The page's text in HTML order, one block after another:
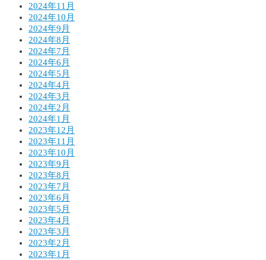
2024年11月
2024年10月
2024年9月
2024年8月
2024年7月
2024年6月
2024年5月
2024年4月
2024年3月
2024年2月
2024年1月
2023年12月
2023年11月
2023年10月
2023年9月
2023年8月
2023年7月
2023年6月
2023年5月
2023年4月
2023年3月
2023年2月
2023年1月